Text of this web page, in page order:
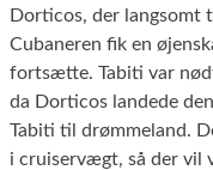
Dorticos, der langsomt
Cubaneren fik en
fortsætte. Tabiti var
da Dorticos landede
Tabiti til drømmeland.
i cruiservægt, så der vil